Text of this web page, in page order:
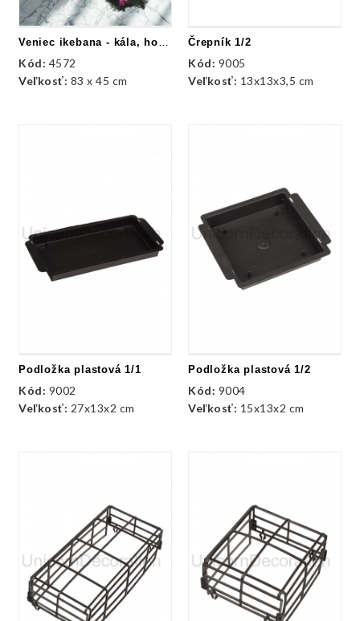
Veniec ikebana - kála, hortenzia, ruže
Kód: 4572
Veľkosť: 83 x 45 cm
Črepník 1/2
Kód: 9005
Veľkosť: 13x13x3,5 cm
Podložka plastová 1/1
Kód: 9002
Veľkosť: 27x13x2 cm
Podložka plastová 1/2
Kód: 9004
Veľkosť: 15x13x2 cm